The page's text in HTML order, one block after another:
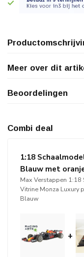
Meer over dit
Beoordelingen
Combi deal
1:18
Blauw met
Max Verstappen 1:18
Vitrine Monza Luxury
Blauw
+